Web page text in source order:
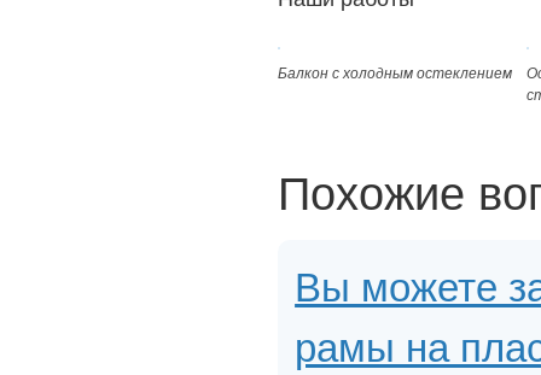
Балкон с холодным остеклением
Похожие
Вы можете
рамы на